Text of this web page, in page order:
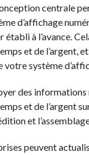
centrale
d’affichage
établi à l’avance.
et de l’argent,
votre système
des
et de l’argent
et
peuvent